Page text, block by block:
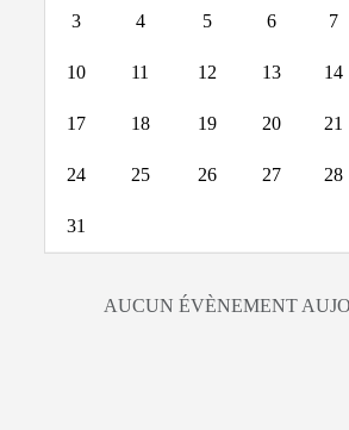
3 4 5 6 7
10 11 12 13 14
17 18 19 20 21
24 25 26 27 28
31
AUCUN ÉVÈNEMENT